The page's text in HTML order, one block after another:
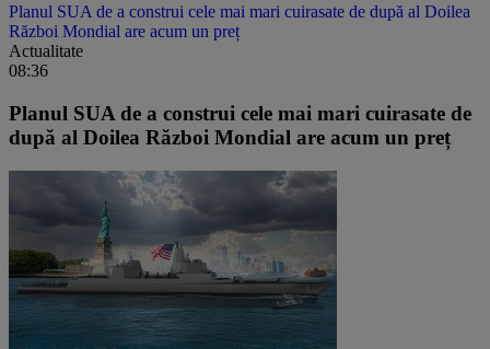
Planul SUA de a construi cele mai mari cuirasate de după al Doilea
Război Mondial are acum un preț
Actualitate
08:36
Planul SUA de a construi cele mai mari cuirasate de
după al Doilea Război Mondial are acum un preț